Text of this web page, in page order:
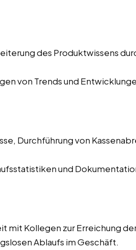
des Produktwissens
von Trends und
Durchführung von
und
mit Kollegen zur Erreichung
Ablaufs im Geschäft.